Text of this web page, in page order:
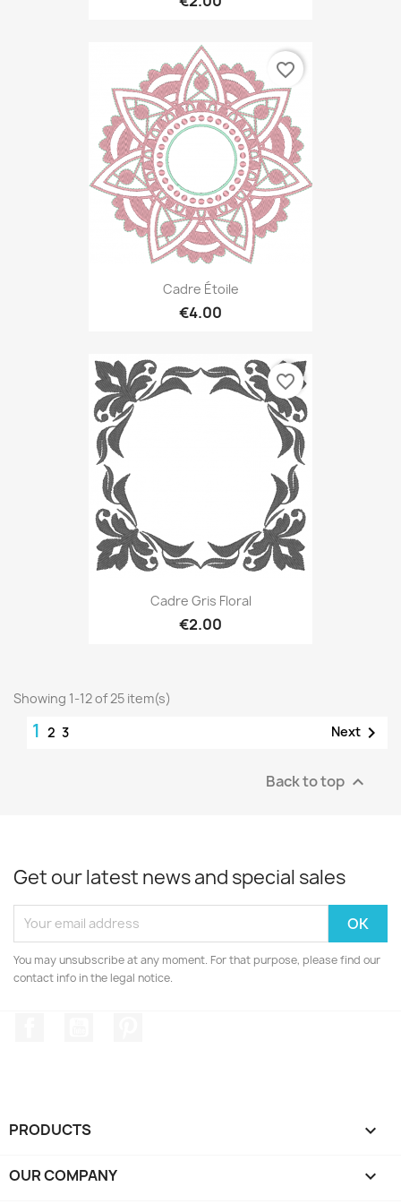
Cadre Étoile
€4.00
favorite_border
Cadre Gris Floral
€2.00
favorite_border
Showing 1-12 of 25 item(s)
1 2 3 Next 
Back to top 
Get our latest news and special sales
You may unsubscribe at any moment. For that purpose, please find our
contact info in the legal notice.
PRODUCTS 
OUR COMPANY 